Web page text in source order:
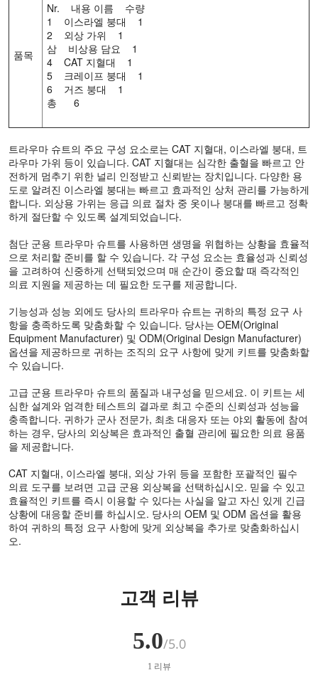
품목
Nr. 내용 이름 수량
1 이스라엘 붕대 1
2 외상 가위 1
삼 비상용 담요 1
4 CAT 지혈대 1
5 크레이프 붕대 1
6 거즈 붕대 1
총 6
트라우마 슈트의 주요 구성 요소로는 CAT 지혈대, 이스라엘 붕대, 트
라우마 가위 등이 있습니다. CAT 지혈대는 심각한 출혈을 빠르고 안
전하게 멈추기 위한 널리 인정받고 신뢰받는 장치입니다. 다양한 용
도로 알려진 이스라엘 붕대는 빠르고 효과적인 상처 관리를 가능하게
합니다. 외상용 가위는 응급 의료 절차 중 옷이나 붕대를 빠르고 정확
하게 절단할 수 있도록 설계되었습니다.
첨단 군용 트라우마 슈트를 사용하면 생명을 위협하는 상황을 효율적
으로 처리할 준비를 할 수 있습니다. 각 구성 요소는 효율성과 신뢰성
을 고려하여 신중하게 선택되었으며 매 순간이 중요할 때 즉각적인
의료 지원을 제공하는 데 필요한 도구를 제공합니다.
기능성과 성능 외에도 당사의 트라우마 슈트는 귀하의 특정 요구 사
항을 충족하도록 맞춤화할 수 있습니다. 당사는 OEM(Original
Equipment Manufacturer) 및 ODM(Original Design Manufacturer)
옵션을 제공하므로 귀하는 조직의 요구 사항에 맞게 키트를 맞춤화할
수 있습니다.
고급 군용 트라우마 슈트의 품질과 내구성을 믿으세요. 이 키트는 세
심한 설계와 엄격한 테스트의 결과로 최고 수준의 신뢰성과 성능을
충족합니다. 귀하가 군사 전문가, 최초 대응자 또는 야외 활동에 참여
하는 경우, 당사의 외상복은 효과적인 출혈 관리에 필요한 의료 용품
을 제공합니다.
CAT 지혈대, 이스라엘 붕대, 외상 가위 등을 포함한 포괄적인 필수
의료 도구를 보려면 고급 군용 외상복을 선택하십시오. 믿을 수 있고
효율적인 키트를 즉시 이용할 수 있다는 사실을 알고 자신 있게 긴급
상황에 대응할 준비를 하십시오. 당사의 OEM 및 ODM 옵션을 활용
하여 귀하의 특정 요구 사항에 맞게 외상복을 추가로 맞춤화하십시
오.
고객 리뷰
5.0/5.0
1 리뷰